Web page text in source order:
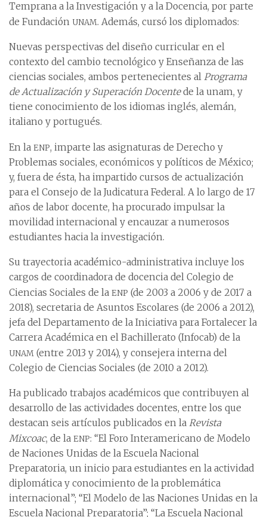
Temprana a la Investigación y a la Docencia, por parte
de Fundación unam. Además, cursó los diplomados:
Nuevas perspectivas del diseño curricular en el
contexto del cambio tecnológico y Enseñanza de las
ciencias sociales, ambos pertenecientes al Programa
de Actualización y Superación Docentede la unam, y
tiene conocimiento de los idiomas inglés, alemán,
italiano y portugués.
En la enp, imparte las asignaturas de Derecho y
Problemas sociales, económicos y políticos de México;
y, fuera de ésta, ha impartido cursos de actualización
para el Consejo de la Judicatura Federal. A lo largo de 17
años de labor docente, ha procurado impulsar la
movilidad internacional y encauzar a numerosos
estudiantes hacia la investigación.
Su trayectoria académico-administrativa incluye los
cargos de coordinadora de docencia del Colegio de
Ciencias Sociales de la enp (de 2003 a 2006 y de 2017 a
2018), secretaria de Asuntos Escolares (de 2006 a 2012),
jefa del Departamento de la Iniciativa para Fortalecer la
Carrera Académica en el Bachillerato (Infocab) de la
unam (entre 2013 y 2014), y consejera interna del
Colegio de Ciencias Sociales (de 2010 a 2012).
Ha publicado trabajos académicos que contribuyen al
desarrollo de las actividades docentes, entre los que
destacan seis artículos publicados en la Revista
Mixcoac, de la enp: “El Foro Interamericano de Modelo
de Naciones Unidas de la Escuela Nacional
Preparatoria, un inicio para estudiantes en la actividad
diplomática y conocimiento de la problemática
internacional”; “El Modelo de las Naciones Unidas en la
Escuela Nacional Preparatoria”; “La Escuela Nacional